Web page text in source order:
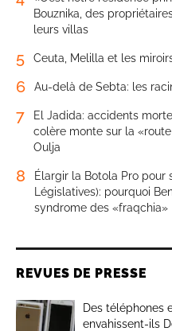
Bouznika, des
leurs villas
5 Ceuta, Melilla et les
6 Au-delà de Sebta: les
7
El Jadida: accidents
colère monte sur la
Oulja
8
Élargir la Botola Pro pour
Législatives): pourquoi
syndrome des «fraqchia»
REVUES DE PRESSE
Des téléphones
envahissent-ils